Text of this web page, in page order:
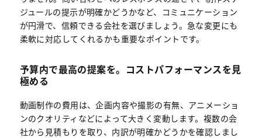
ジュールの提示が明確かどうかなど、コミュニケーション
が円滑で、信頼できる会社を選びましょう。急な変更にも
柔軟に対応してくれるかも重要なポイントです。
予算内で最高の提案を。コストパフォーマンスを見
極める
動画制作の費用は、企画内容や撮影の有無、アニメーショ
ンのクオリティなどによって大きく変動します。複数の会
社から見積もりを取り、内訳が明確かどうかを確認しまし